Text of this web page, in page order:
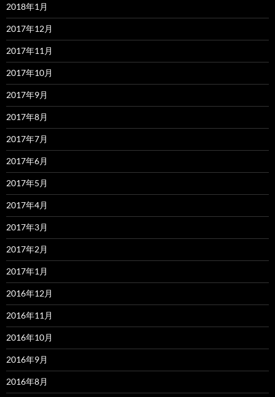
2018年1月
2017年12月
2017年11月
2017年10月
2017年9月
2017年8月
2017年7月
2017年6月
2017年5月
2017年4月
2017年3月
2017年2月
2017年1月
2016年12月
2016年11月
2016年10月
2016年9月
2016年8月